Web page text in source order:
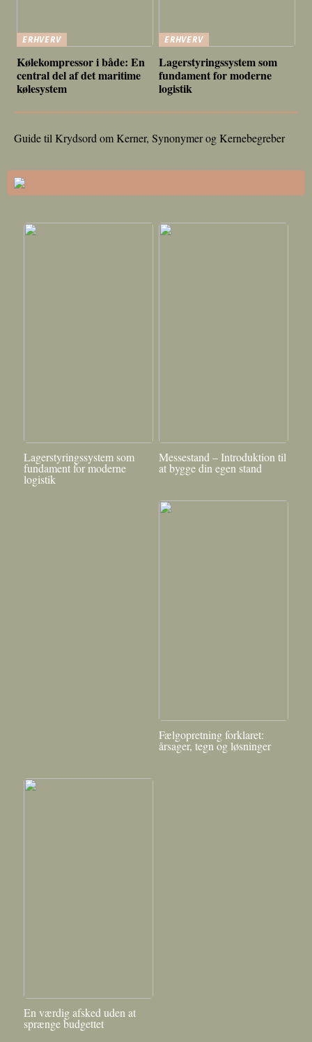
ERHVERV
Kølekompressor i både: En
central del af det maritime
kølesystem
ERHVERV
Lagerstyringssystem som
fundament for moderne
logistik
Guide til Krydsord om Kerner, Synonymer og Kernebegreber
Lagerstyringssystem som
fundament for moderne
logistik
Messestand – Introduktion til
at bygge din egen stand
Fælgopretning forklaret:
årsager, tegn og løsninger
En værdig afsked uden at
sprænge budgettet